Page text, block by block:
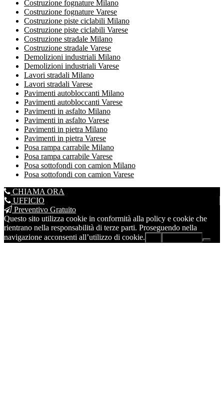
Costruzione fognature Milano
Costruzione fognature Varese
Costruzione piste ciclabili Milano
Costruzione piste ciclabili Varese
Costruzione stradale Milano
Costruzione stradale Varese
Demolizioni industriali Milano
Demolizioni industriali Varese
Lavori stradali Milano
Lavori stradali Varese
Pavimenti autobloccanti Milano
Pavimenti autobloccanti Varese
Pavimenti in asfalto Milano
Pavimenti in asfalto Varese
Pavimenti in pietra Milano
Pavimenti in pietra Varese
Posa rampa carrabile Milano
Posa rampa carrabile Varese
Posa sottofondi con camion Milano
Posa sottofondi con camion Varese
CHIAMA ORA
UFFICIO
Preventivo Gratuito
Questo sito utilizza cookie in conformità alla policy e cookie che
rientrano nella responsabilità di terze parti. Proseguendo nella
navigazione acconsenti all’utilizzo di cookie.